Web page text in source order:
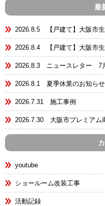
最
2026.8.5 【戸建て】大阪市
2026.8.4 【戸建て】大阪市
2026.8.3 ニュースレター 7
2026.8.1 夏季休業のお知らせ
2026.7.31 施工事例
2026.7.30 大阪市プレミアム
youtube
ショールーム改装工事
活動記録